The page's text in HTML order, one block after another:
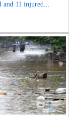
and 11 injured...